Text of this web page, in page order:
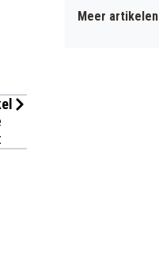
Meer artikelen